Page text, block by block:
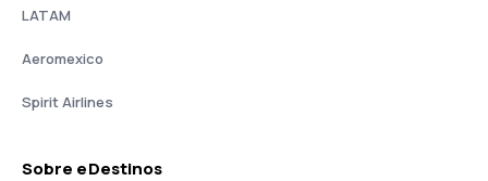
LATAM
Aeromexico
Spirit Airlines
Sobre eDestinos